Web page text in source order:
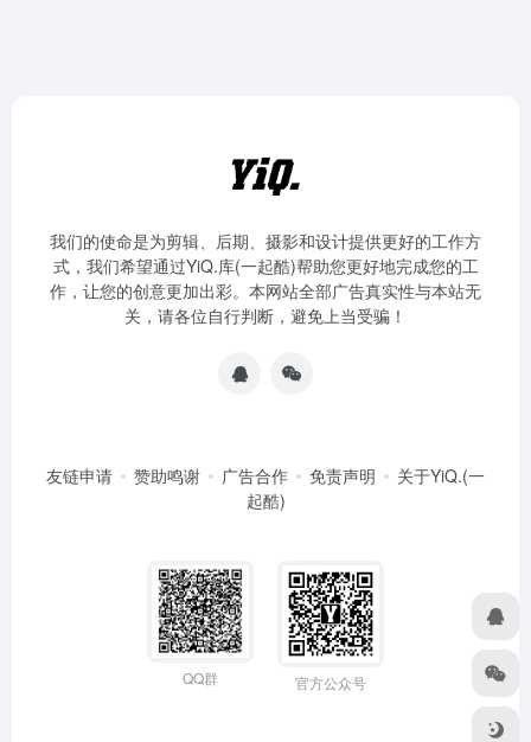
我们的使命是为剪辑、后期、摄影和设计提供更好的工作方
式，我们希望通过YiQ.库(一起酷)帮助您更好地完成您的工
作，让您的创意更加出彩。本网站全部广告真实性与本站无
关，请各位自行判断，避免上当受骗！
友链申请 赞助鸣谢 广告合作 免责声明
关于YiQ.(一
起酷)
QQ群 官方公众号